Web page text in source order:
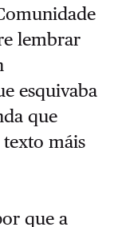
lembrar
esquivaba
que
texto máis
que a